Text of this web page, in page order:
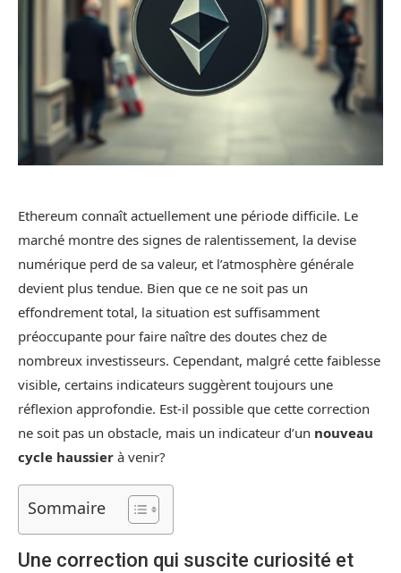
Ethereum connaît actuellement une période difficile. Le
marché montre des signes de ralentissement, la devise
numérique perd de sa valeur, et l’atmosphère générale
devient plus tendue. Bien que ce ne soit pas un
effondrement total, la situation est suffisamment
préoccupante pour faire naître des doutes chez de
nombreux investisseurs. Cependant, malgré cette faiblesse
visible, certains indicateurs suggèrent toujours une
réflexion approfondie. Est-il possible que cette correction
ne soit pas un obstacle, mais un indicateur d’un nouveau
cycle haussier à venir?
Sommaire
Une correction qui suscite curiosité et